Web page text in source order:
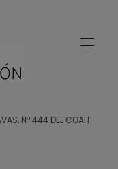
Nº 444 DEL COAH